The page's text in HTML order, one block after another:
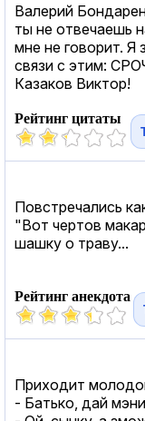
Валерий
ты не отвечаешь
мне не говорит.
связи с этим:
Казаков Виктор!
Рейтинг цитаты
Повстречались
"Вот чертов
шашку о траву...
Рейтинг анекдота
Приходит
- Батько, дай